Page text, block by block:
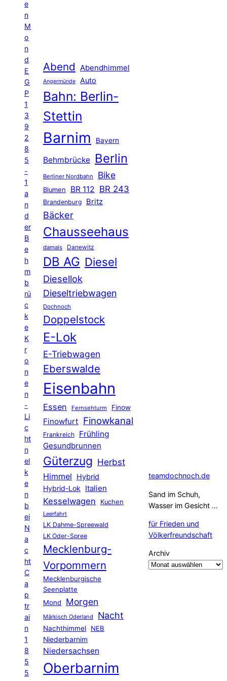
e
n
M
o
n
d
E
G
P
1
3
9
2
8
5
-
1
a
n
d
er
B
e
h
m
b
rü
c
k
e
K
r
o
n
e
n
-
Li
c
ht
n
el
k
e
n
b
ei
N
a
c
ht
C
a
p
tr
ai
n
1
8
5
5
Abend Abendhimmel
Angermünde Auto
Bahn: Berlin-
Stettin
Barnim Bayern
Behmbrücke Berlin
Berliner Nordbahn Bike
Blumen BR 112 BR 243
Brandenburg Britz
Bäcker
Chausseehaus
damals Danewitz
DB AG Diesel
Diesellok
Dieseltriebwagen
Dochnoch
Doppelstock
E-Lok
E-Triebwagen
Eberswalde
Eisenbahn
Essen Fernsehturm Finow
Finowfurt Finowkanal
Frankreich Frühling
Gesundbrunnen
Güterzug Herbst
Himmel
Hybrid
Hybrid-Lok Italien
Kesselwagen Kuchen
Leerfahrt
LK Dahme-Spreewald
LK Oder-Spree
Mecklenburg-
Vorpommern
Mecklenburgische
Seenplatte
Mond
Morgen
Märkisch Oderland Nacht
Nachthimmel
NEB
Niederbarnim
Niedersachsen
Oberbarnim
teamdochnoch.de
Sand im Schuh,
Wasser im Gesicht …
für Frieden und
Völkerfreundschaft
Archiv